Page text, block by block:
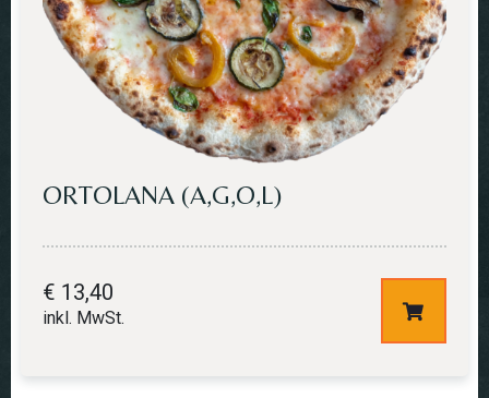
ORTOLANA (A,G,O,L)
€ 13,40
inkl. MwSt.